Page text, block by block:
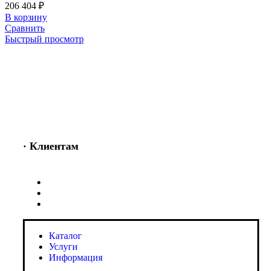
206 404 ₽
В корзину
Сравнить
Быстрый просмотр
· Клиентам
Каталог
Услуги
Информация